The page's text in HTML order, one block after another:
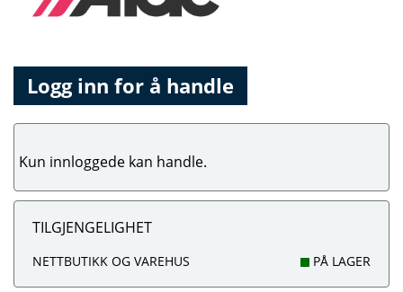
Logg inn for å handle
Kun innloggede kan handle.
TILGJENGELIGHET
NETTBUTIKK OG VAREHUS PÅ LAGER